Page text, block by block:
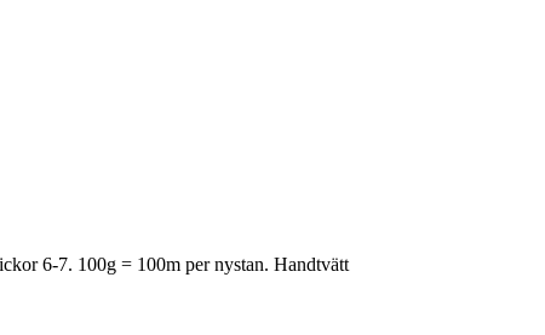
6-7. 100g = 100m per nystan. Handtvätt